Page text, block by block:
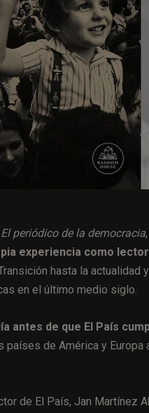
El periódico de la democracia
experiencia como
hasta la actualidad
en el último medio siglo.
antes de que El País
de América y Europa
de El País, Jan Martínez